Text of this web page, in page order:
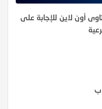
أون لاين للإجابة على